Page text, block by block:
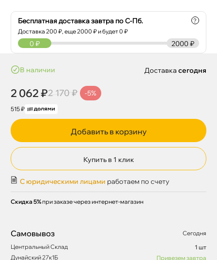
Бесплатная доставка завтра по С-Пб.
Доставка200 ₽, еще2000 ₽ и будет 0 ₽
?
2000 ₽
0 ₽
наличии
2 062 ₽2 170 ₽ -5%
515 ₽
Доставка сегодня
Добавить в корзину
Купить в 1 клик
С юридическими лицами работаем по счету
Скидка 5% при заказе через интернет-магазин
Самовывоз
Сегодня
Центральный Склад
1 шт
Дунайский 27к1Б
Привезем завтра